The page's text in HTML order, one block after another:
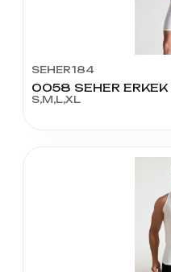
SEHER184
0058 SEHER
S,M,L,XL